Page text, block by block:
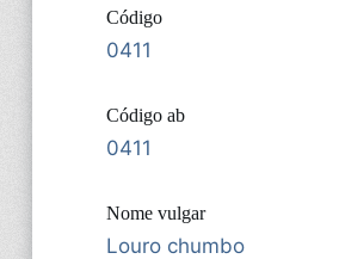
Código
0411
Código ab
0411
Nome vulgar
Louro chumbo